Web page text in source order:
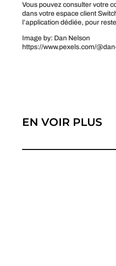
Vous pouvez consulter votre
dans votre espace client
l’application dédiée, pour
Image by: Dan Nelson
https://www.pexels.com/
EN VOIR PLUS